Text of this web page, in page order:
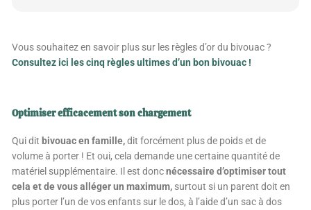
Vous souhaitez en savoir plus sur les règles d’or du bivouac ?
Consultez ici les cinq règles ultimes d’un bon bivouac !
Optimiser efficacement son chargement
Qui dit bivouac en famille,dit forcément plus de poids et de
volume à porter ! Et oui, cela demande une certaine quantité de
matériel supplémentaire. Il est doncnécessaire d’optimiser tout
cela et de vous alléger un maximum, surtout si un parent doit en
plus porter l’un de vos enfants sur le dos, à l’aide d’un sac à dos